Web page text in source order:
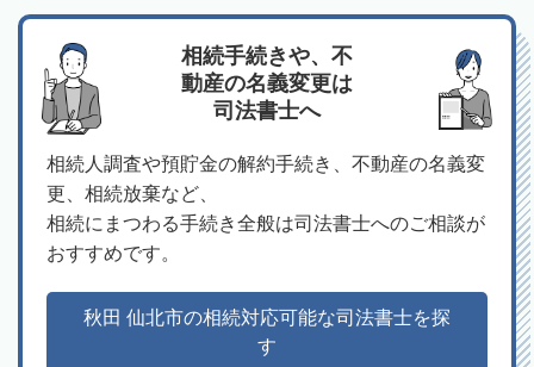
相続手続きや、不
動産の名義変更は
司法書士へ
相続人調査や預貯金の解約手続き、不動産の名義変
更、相続放棄など、
相続にまつわる手続き全般は司法書士へのご相談が
おすすめです。
秋田 仙北市の相続対応可能な司法書士を探
す